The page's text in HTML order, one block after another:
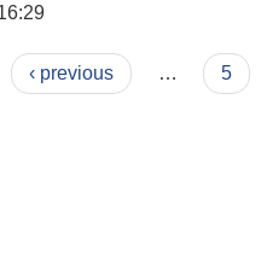
‹ previous … 5